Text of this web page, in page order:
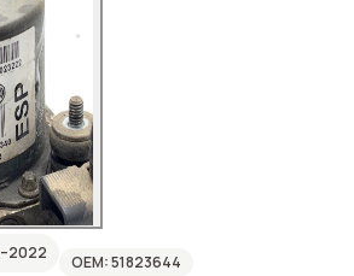
–2022 OEM:51823644